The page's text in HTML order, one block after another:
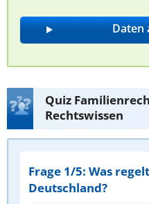
Quiz
Rechtswissen
Frage 1/5: Was
Deutschland?